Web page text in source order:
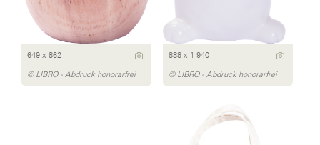
649 x 862
© LIBRO - Abdruck honorarfrei
888 x 1 940
© LIBRO - Abdruck honorarfrei